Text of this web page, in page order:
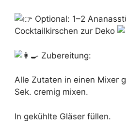
Optional: 1–2
Cocktailkirschen zur Deko
Zubereitung:
Alle Zutaten in einen Mixer
Sek. cremig mixen.
In gekühlte Gläser füllen.